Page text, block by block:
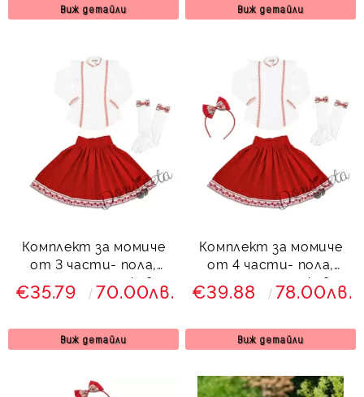
Виж детайли Виж детайли
Комплект за момиче
от 3 части- пола,
риза с дълъг ръкав с
фолклорни/етно
€35.79 70.00лв.
Виж детайли
Комплект за момиче
от 4 части- пола,
риза с дълъг ръкав с
фолклорни/етно
диадема
€39.88 78.00лв.
Виж детайли